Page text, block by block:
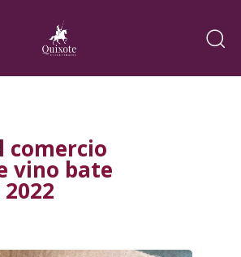
comercio
vino bate